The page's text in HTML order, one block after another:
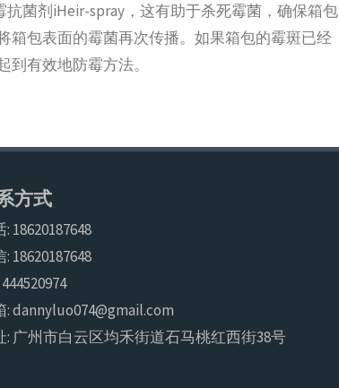
菌剂iHeir-spray，这有助于杀死霉菌，确保箱包
箱包表面的霉菌再次传播。如果箱包的霉斑已经
有效地防霉方法。
方式
: 18620187648
18620187648
: dannyluo074@gmail.com
: 广州市白云区均禾街道石马桃红西街38号